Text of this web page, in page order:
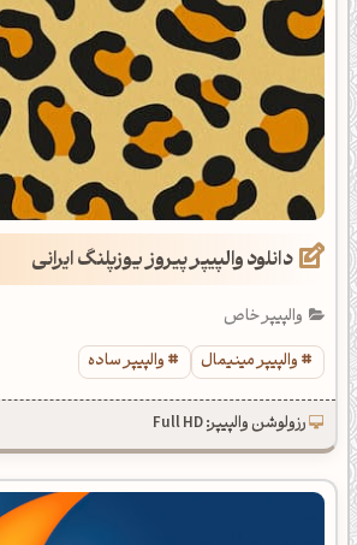
دانلود والپیپر پیروز یوزپلنگ ایرانی
والپیپر خاص
والپیپر مینیمال
والپیپر ساده
رزولوشن والپیپر: Full HD